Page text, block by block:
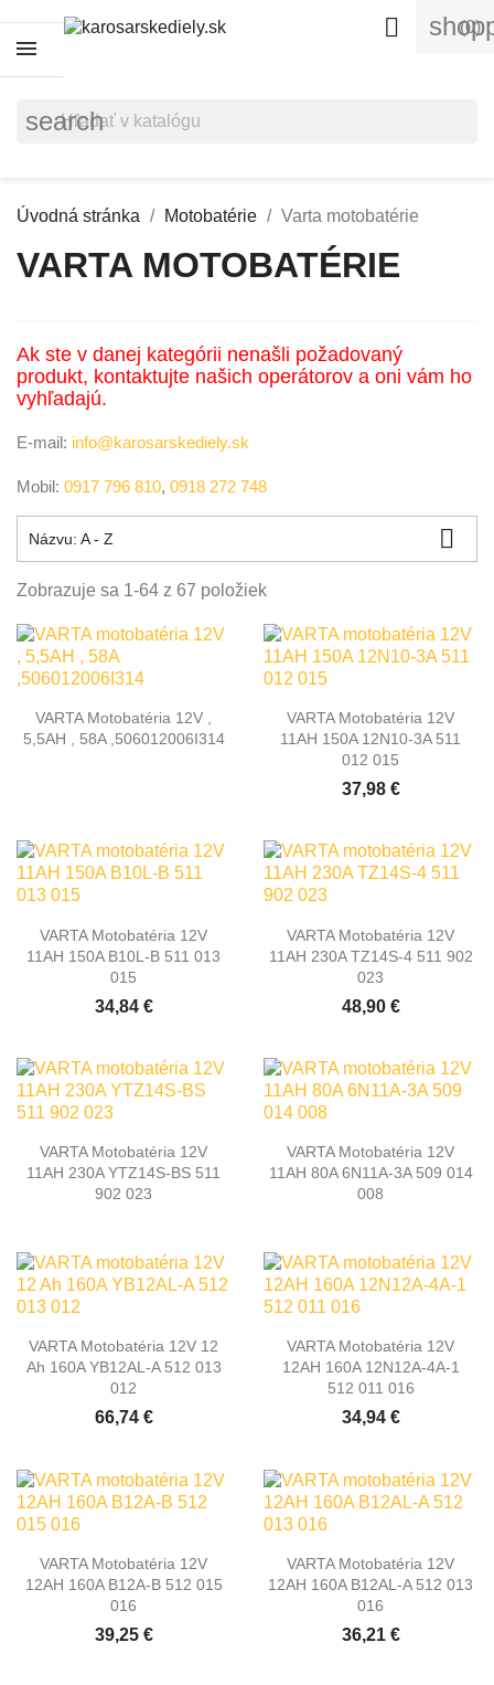
(0)

search
Úvodná stránka Motobatérie Varta motobatérie
VARTA MOTOBATÉRIE
Ak ste v danej kategórii nenašli požadovaný
produkt, kontaktujte našich operátorov a oni vám ho
vyhľadajú.
E-mail: info@karosarskediely.sk
Mobil: 0917 796 810, 0918 272 748
Názvu: A - Z 
Zobrazuje sa 1-64 z 67 položiek
VARTA Motobatéria 12V ,
5,5AH , 58A ,506012006I314
VARTA Motobatéria 12V
11AH 150A 12N10-3A 511
012 015
37,98 €
VARTA Motobatéria 12V
11AH 150A B10L-B 511 013
015
34,84 €
VARTA Motobatéria 12V
11AH 230A TZ14S-4 511 902
023
48,90 €
VARTA Motobatéria 12V
11AH 230A YTZ14S-BS 511
902 023
VARTA Motobatéria 12V
11AH 80A 6N11A-3A 509 014
008
VARTA Motobatéria 12V 12
Ah 160A YB12AL-A 512 013
012
66,74 €
VARTA Motobatéria 12V
12AH 160A 12N12A-4A-1
512 011 016
34,94 €
VARTA Motobatéria 12V
12AH 160A B12A-B 512 015
016
39,25 €
VARTA Motobatéria 12V
12AH 160A B12AL-A 512 013
016
36,21 €